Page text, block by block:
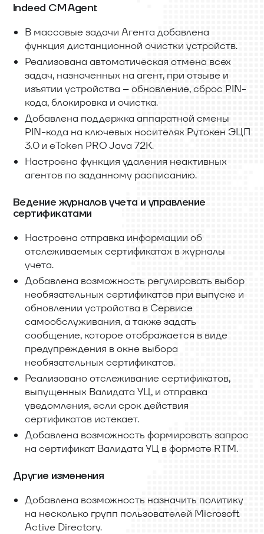
Indeed CM Agent
В массовые задачи Агента добавлена
функция дистанционной очистки устройств.
Реализована автоматическая отмена всех
задач, назначенных на агент, при отзыве и
изъятии устройства – обновление, сброс PIN-
кода, блокировка и очистка.
Добавлена поддержка аппаратной смены
PIN-кода на ключевых носителях Рутокен ЭЦП
3.0 и eToken PRO Java 72K.
Настроена функция удаления неактивных
агентов по заданному расписанию.
Ведение журналов учета и управление
сертификатами
Настроена отправка информации об
отслеживаемых сертификатах в журналы
учета.
Добавлена возможность регулировать выбор
необязательных сертификатов при выпуске и
обновлении устройства в Сервисе
самообслуживания, а также задать
сообщение, которое отображается в виде
предупреждения в окне выбора
необязательных сертификатов.
Реализовано отслеживание сертификатов,
выпущенных Валидата УЦ, и отправка
уведомления, если срок действия
сертификатов истекает.
Добавлена возможность формировать запрос
на сертификат Валидата УЦ в формате RTM.
Другие изменения
Добавлена возможность назначить политику
на несколько групп пользователей Microsoft
Active Directory.